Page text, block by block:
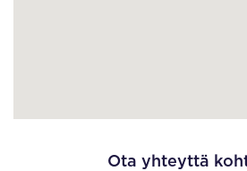
Ota yhteyttä